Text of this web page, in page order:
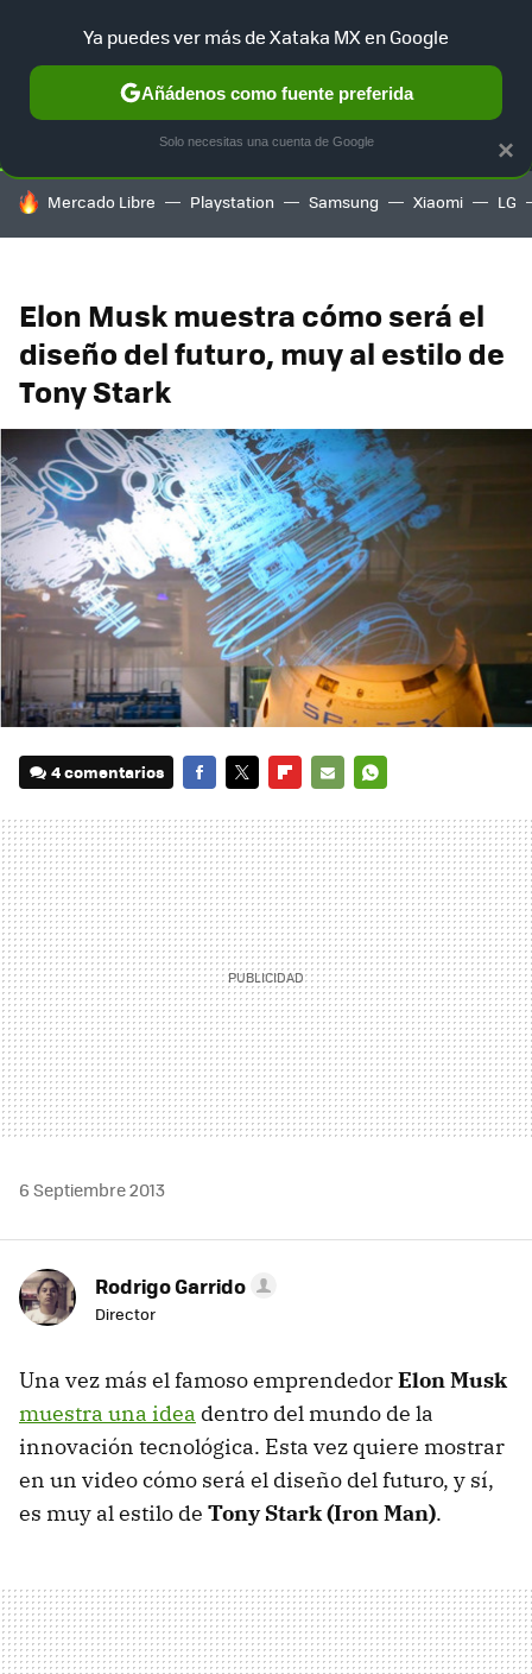
SELECCIÓN GAMING HOME AUTO TERRITORIO
HOY SE HABLA DE
Mercado Libre Playstation Samsung Xiaomi LG
Elon Musk muestra cómo será el
diseño del futuro, muy al estilo de
Tony Stark
4 comentarios
MAIL
6 Septiembre 2013
Rodrigo Garrido
Director
Una vez más el famoso emprendedorElon Musk
muestra una idea dentro del mundo de la
innovación tecnológica. Esta vez quiere mostrar
en un video cómo será el diseño del futuro, y sí,
es muy al estilo de Tony Stark (Iron Man).
×
Ya puedes ver más de Xataka MX en Google
Añádenos como fuente preferida
Solo necesitas una cuenta de Google